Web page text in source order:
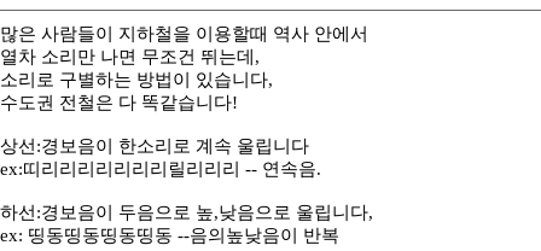
많은 사람들이 지하철을 이용할때 역사 안에서
열차 소리만 나면 무조건 뛰는데,
소리로 구별하는 방법이 있습니다,
수도권 전철은 다 똑같습니다!
상선:경보음이 한소리로 계속 울립니다
ex:띠리리리리리리리릴리리리 -- 연속음.
하선:경보음이 두음으로 높,낮음으로 울립니다,
ex: 띵동띵동띵동띵동 --음의높낮음이 반복